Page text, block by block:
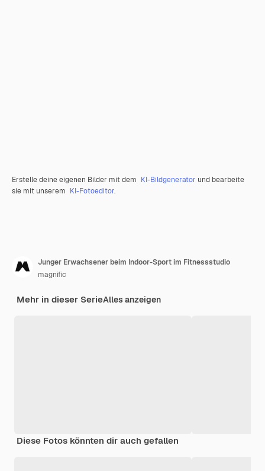
Erstelle deine eigenen Bilder mit dem KI-Bildgenerator und bearbeite
sie mit unserem KI-Fotoeditor.
Junger Erwachsener beim Indoor-Sport im Fitnessstudio
magnific
Mehr in dieser SerieAlles anzeigen
Diese Fotos könnten dir auch gefallen